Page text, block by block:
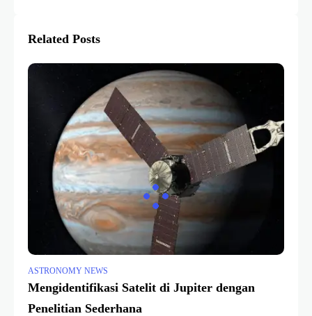
Related Posts
ASTRONOMY NEWS
Mengidentifikasi Satelit di Jupiter dengan
Penelitian Sederhana